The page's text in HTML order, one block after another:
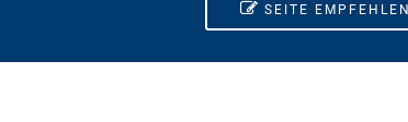
SEITE EMPFEHLEN